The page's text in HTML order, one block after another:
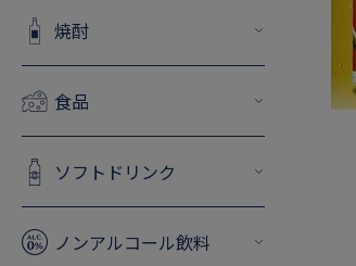
焼酎
食品
ソフトドリンク
ノンアルコール飲料